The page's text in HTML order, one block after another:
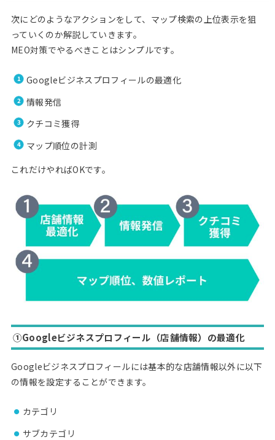
次にどのようなアクションをして、マップ検索の上位表示を狙
っていくのか解説していきます。
MEO対策でやるべきことはシンプルです。
Googleビジネスプロフィールの最適化
情報発信
クチコミ獲得
マップ順位の計測
これだけやればOKです。
①Googleビジネスプロフィール（店舗情報）の最適化
Googleビジネスプロフィールには基本的な店舗情報以外に以下
の情報を設定することができます。
カテゴリ
サブカテゴリ